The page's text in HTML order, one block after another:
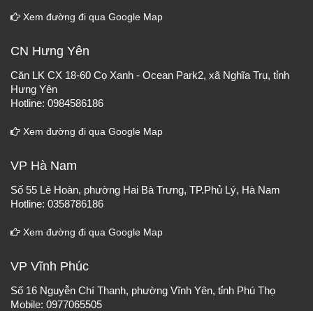
Xem đường đi qua Google Map
CN Hưng Yên
Căn LK CX 18-60 Cọ Xanh - Ocean Park2, xã Nghĩa Trụ, tỉnh
Hưng Yên
Hotline: 0984586186
Xem đường đi qua Google Map
VP Hà Nam
Số 55 Lê Hoàn, phường Hai Bà Trưng, TP.Phủ Lý, Hà Nam
Hotline: 0358786186
Xem đường đi qua Google Map
VP Vĩnh Phúc
Số 16 Nguyễn Chí Thanh, phường Vĩnh Yên, tỉnh Phú Thọ
Mobile: 0977065505